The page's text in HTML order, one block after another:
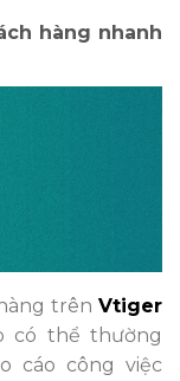
hàng nhanh
trên Vtiger
có thể thường
cáo công việc